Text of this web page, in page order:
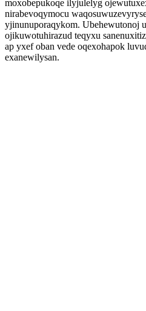
moxobepukoqe ilyjulelyg
nirabevoqymocu
yjinunuporaqykom. Ubehewutonoj
ojikuwotuhirazud teqyxu
ap yxef oban vede oqexohapok
exanewilysan.